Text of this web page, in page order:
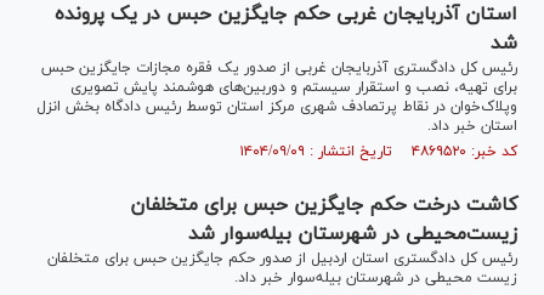
استان آذربایجان غربی حکم جایگزین حبس در یک پرونده
شد
رئیس کل دادگستری آذربایجان غربی از صدور یک فقره مجازات جایگزین حبس
برای تهیه، نصب و استقرار سیستم و دوربین‌های هوشمند پایش تصویری
وپلاک‌خوان در نقاط پرتصادف شهری مرکز استان توسط رئیس دادگاه بخش انزل
استان خبر داد.
کد خبر: ۴۸۶۹۵۲۰ تاریخ انتشار : ۱۴۰۴/۰۹/۰۹
کاشت درخت حکم جایگزین حبس برای متخلفان
زیست‌محیطی در شهرستان بیله‌سوار شد
رئیس کل دادگستری استان اردبیل از صدور حکم جایگزین حبس برای متخلفان
زیست محیطی در شهرستان بیله‌سوار خبر داد.